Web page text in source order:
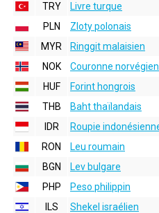
TRY
Livre turque
PLN
Zloty polonais
MYR
Ringgit malaisien
NOK
Couronne
HUF
Forint hongrois
THB
Baht thaïlandais
IDR
Roupie
RON
Leu roumain
BGN
Lev bulgare
PHP
Peso philippin
ILS
Shekel israélien